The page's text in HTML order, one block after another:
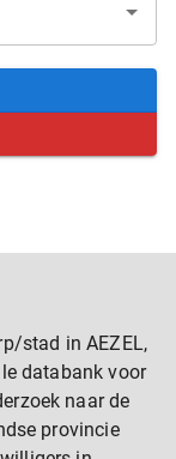
stad in AEZEL,
databank voor
naar de
provincie